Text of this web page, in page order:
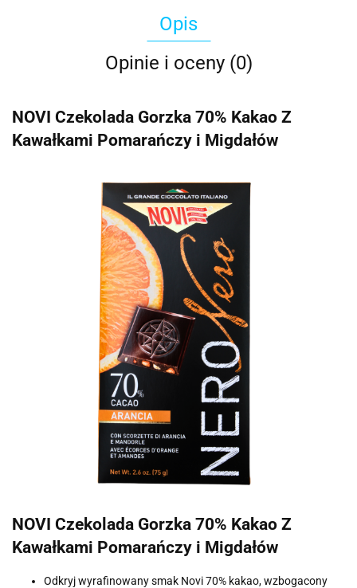
Opis
Opinie i oceny (0)
NOVI Czekolada Gorzka 70% Kakao Z
Kawałkami Pomarańczy i Migdałów
NOVI Czekolada Gorzka 70% Kakao Z
Kawałkami Pomarańczy i Migdałów
Odkryj wyrafinowany smak Novi 70% kakao, wzbogacony